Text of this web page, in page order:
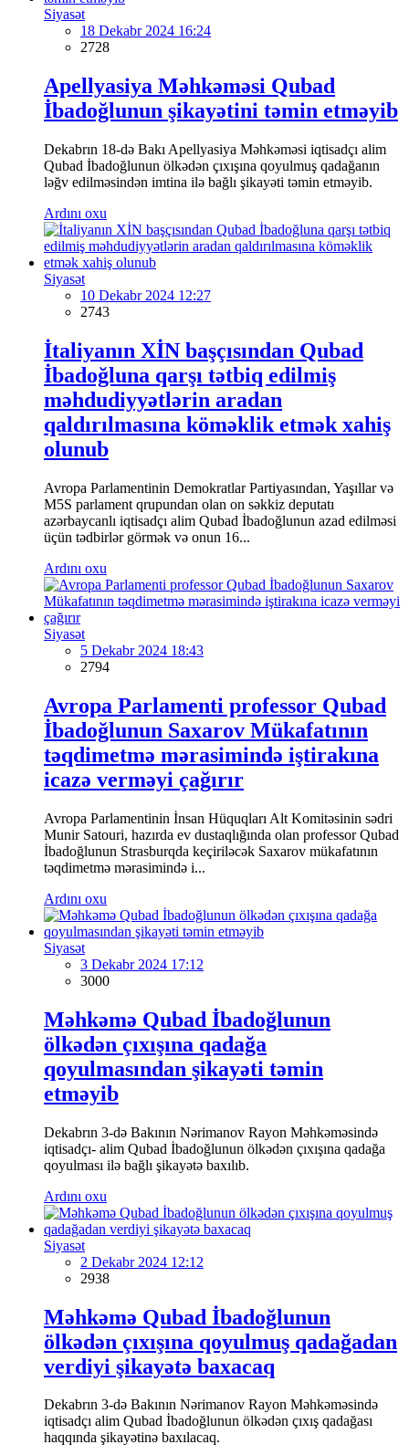
Siyasət
18 Dekabr 2024 16:24
2728
Apellyasiya Məhkəməsi Qubad
İbadoğlunun şikayətini təmin etməyib
Dekabrın 18-də Bakı Apellyasiya Məhkəməsi iqtisadçı alim
Qubad İbadoğlunun ölkədən çıxışına qoyulmuş qadağanın
ləğv edilməsindən imtina ilə bağlı şikayəti təmin etməyib.
Ardını oxu
Siyasət
10 Dekabr 2024 12:27
2743
İtaliyanın XİN başçısından Qubad
İbadoğluna qarşı tətbiq edilmiş
məhdudiyyətlərin aradan
qaldırılmasına köməklik etmək xahiş
olunub
Avropa Parlamentinin Demokratlar Partiyasından, Yaşıllar və
M5S parlament qrupundan olan on səkkiz deputatı
azərbaycanlı iqtisadçı alim Qubad İbadoğlunun azad edilməsi
üçün tədbirlər görmək və onun 16...
Ardını oxu
Siyasət
5 Dekabr 2024 18:43
2794
Avropa Parlamenti professor Qubad
İbadoğlunun Saxarov Mükafatının
təqdimetmə mərasimində iştirakına
icazə verməyi çağırır
Avropa Parlamentinin İnsan Hüquqları Alt Komitəsinin sədri
Munir Satouri, hazırda ev dustaqlığında olan professor Qubad
İbadoğlunun Strasburqda keçiriləcək Saxarov mükafatının
təqdimetmə mərasimində i...
Ardını oxu
Siyasət
3 Dekabr 2024 17:12
3000
Məhkəmə Qubad İbadoğlunun
ölkədən çıxışına qadağa
qoyulmasından şikayəti təmin
etməyib
Dekabrın 3-də Bakının Nərimanov Rayon Məhkəməsində
iqtisadçı- alim Qubad İbadoğlunun ölkədən çıxışına qadağa
qoyulması ilə bağlı şikayətə baxılıb.
Ardını oxu
Siyasət
2 Dekabr 2024 12:12
2938
Məhkəmə Qubad İbadoğlunun
ölkədən çıxışına qoyulmuş qadağadan
verdiyi şikayətə baxacaq
Dekabrın 3-də Bakının Nərimanov Rayon Məhkəməsində
iqtisadçı alim Qubad İbadoğlunun ölkədən çıxış qadağası
haqqında şikayətinə baxılacaq.